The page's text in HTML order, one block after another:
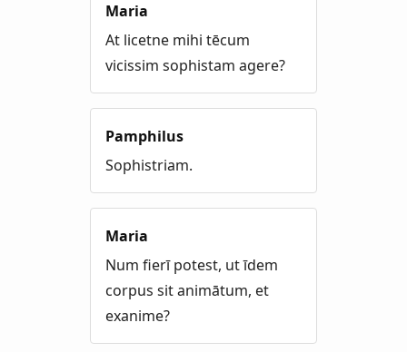
Maria
At licetne mihi tēcum
vicissim sophistam agere?
Pamphilus
Sophistriam.
Maria
Num fierī potest, ut īdem
corpus sit animātum, et
exanime?